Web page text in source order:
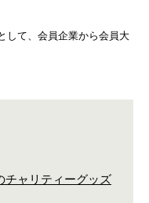
して、会員企業から会員大
チャリティーグッズ